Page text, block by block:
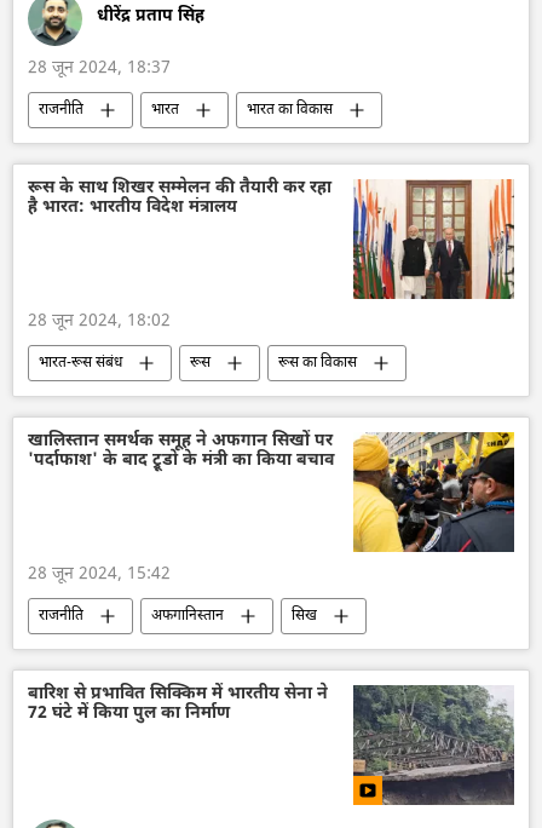
धीरेंद्र प्रताप सिंह
28 जून 2024, 18:37
राजनीति भारत
भारत का विकास
भारत सरकार
दिल्ली
अमेरिका
धार्मिक भेदभाव
धर्म परिवर्तन
नरेन्द्र मोदी
भाजपा
विदेश मंत्रालय
रूस के साथ शिखर सम्मेलन की तैयारी कर रहा
है भारत: भारतीय विदेश मंत्रालय
28 जून 2024, 18:02
भारत-रूस संबंध रूस
रूस का विकास
भारत
भारत का विकास
द्विपक्षीय रिश्ते
नरेन्द्र मोदी
व्लादिमीर पुतिन
रूसी विदेश मंत्रालय
खालिस्तान समर्थक समूह ने अफगान सिखों पर
'पर्दाफाश' के बाद ट्रूडो के मंत्री का किया बचाव
28 जून 2024, 15:42
राजनीति अफगानिस्तान
सिख
कनाडा
कनाडा के प्रधानमंत्री
भारत-कनाडा विवाद
खालिस्तान
भारत
विवाद
बारिश से प्रभावित सिक्किम में भारतीय सेना ने
72 घंटे में किया पुल का निर्माण